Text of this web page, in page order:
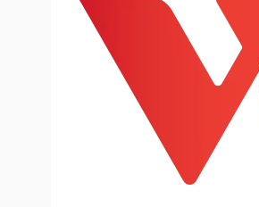
Sức khỏe
Dinh dưỡng - món ngon
Cây thuốc
Sản phụ khoa
Nhi khoa
Nam khoa
Làm đẹp - giảm cân
Phòng mạch online
Ăn sạch sống khỏe